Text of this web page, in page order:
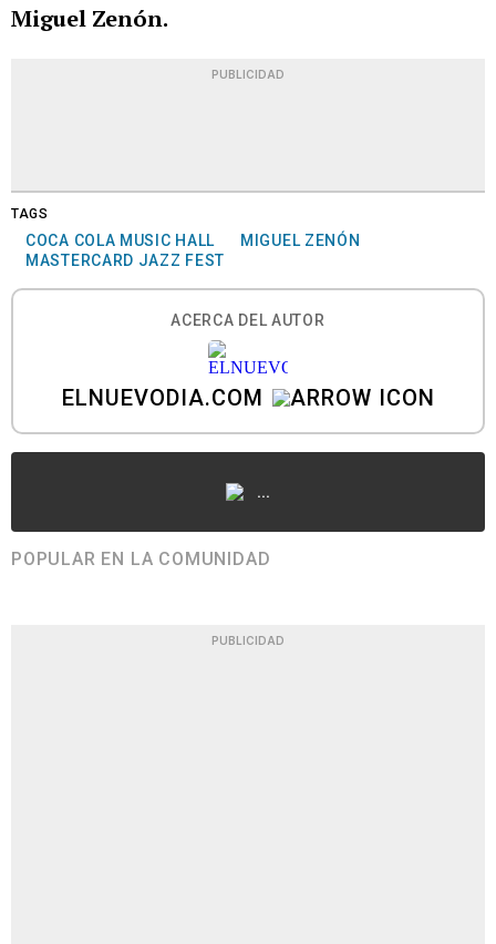
Miguel Zenón.
PUBLICIDAD
TAGS
COCA COLA MUSIC HALL
MIGUEL ZENÓN
MASTERCARD JAZZ FEST
ACERCA DEL AUTOR
ELNUEVODIA.COM
...
POPULAR EN LA COMUNIDAD
PUBLICIDAD